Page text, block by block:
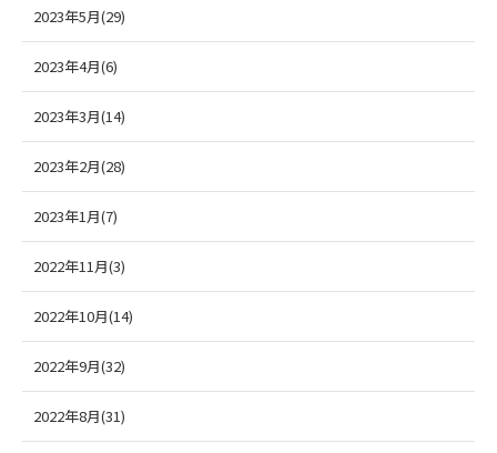
2023年5月(29)
2023年4月(6)
2023年3月(14)
2023年2月(28)
2023年1月(7)
2022年11月(3)
2022年10月(14)
2022年9月(32)
2022年8月(31)